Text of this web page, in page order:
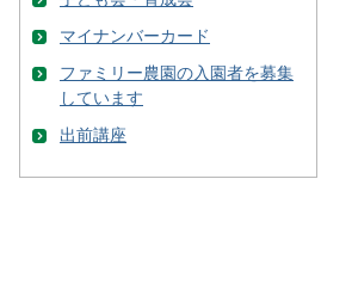
マイナンバーカード
ファミリー農園の入園者を募集
しています
出前講座